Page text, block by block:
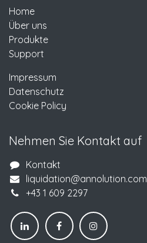
Home
Über uns
Produkte
Support
Impressum
Datenschutz
Cookie Policy
Nehmen Sie Kontakt auf
Kontakt
liquidation@annolution.com
+43 1 609 2297